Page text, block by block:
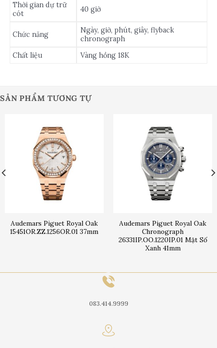
Thời gian dự trữ
cót
40 giờ
Chức năng
Ngày, giờ, phút, giây, flyback
chronograph
Chất liệu
Vàng hồng 18K
SẢN PHẨM TƯƠNG TỰ
Audemars Piguet Royal Oak
15451OR.ZZ.1256OR.01 37mm
Audemars Piguet Royal Oak
Chronograph
26331IP.OO.1220IP.01 Mặt Số
Xanh 41mm
083.414.9999